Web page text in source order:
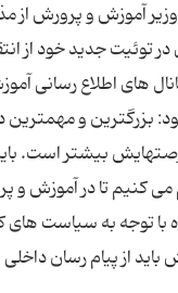
آموزش و پرورش از
جدید خود از
های اطلاع رسانی
بزرگترین و
بیشتر است.
کنیم تا در آموزش و
توجه به سیاست های
از پیام رسان